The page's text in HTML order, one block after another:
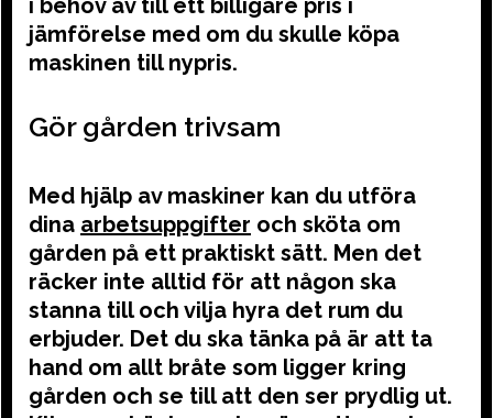
i behov av till ett billigare pris i
jämförelse med om du skulle köpa
maskinen till nypris.
Gör gården trivsam
Med hjälp av maskiner kan du utföra
dina arbetsuppgifter och sköta om
gården på ett praktiskt sätt. Men det
räcker inte alltid för att någon ska
stanna till och vilja hyra det rum du
erbjuder. Det du ska tänka på är att ta
hand om allt bråte som ligger kring
gården och se till att den ser prydlig ut.